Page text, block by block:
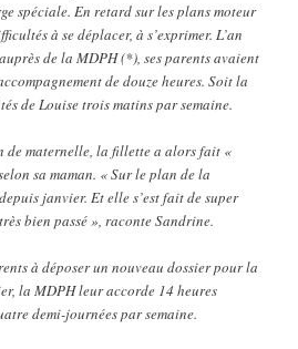
spéciale. En retard sur les plans moteur
à se déplacer, à s’exprimer. L’an
de la MDPH (*), ses parents avaient
de douze heures. Soit la
de Louise trois matins par semaine.
de maternelle, la fillette a alors fait «
sa maman. « Sur le plan de la
janvier. Et elle s’est fait de super
bien passé », raconte Sandrine.
à déposer un nouveau dossier pour la
la MDPH leur accorde 14 heures
demi-journées par semaine.